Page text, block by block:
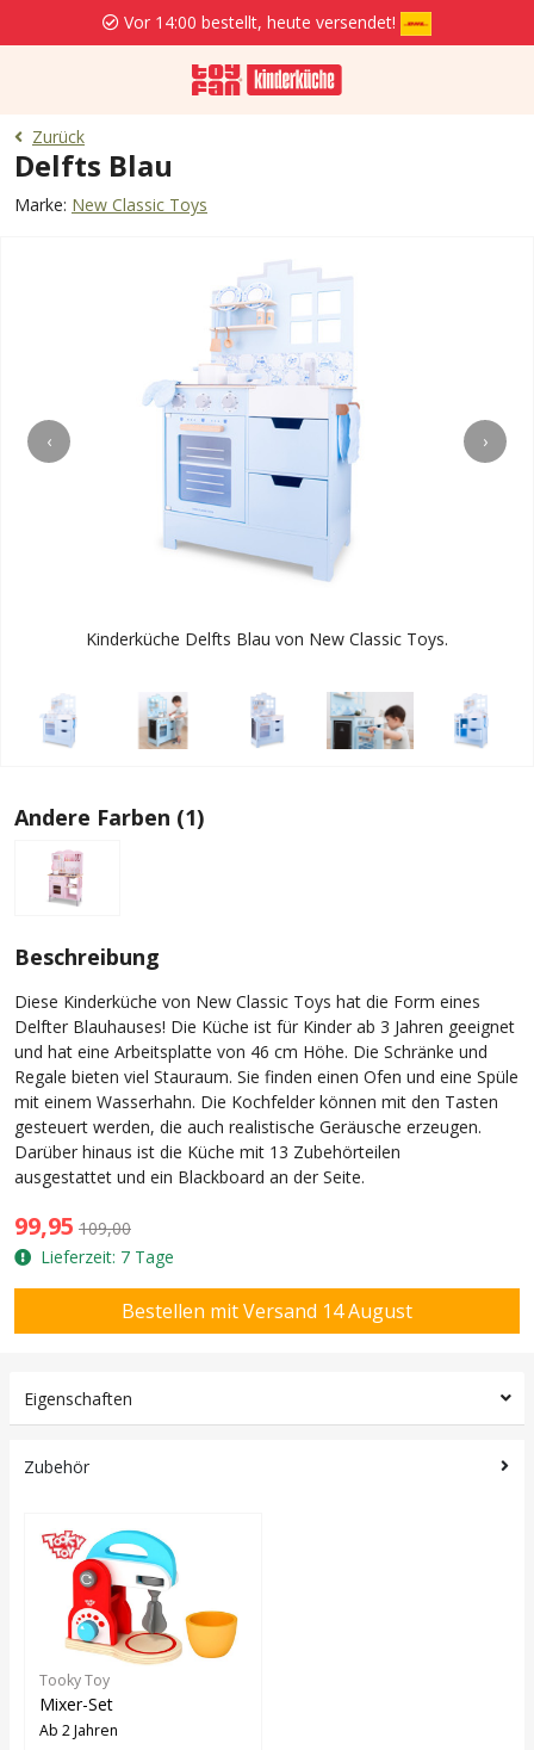
Vor 14:00 bestellt, heute versendet!
Zurück
Delfts Blau
Marke: New Classic Toys
‹ ›
Kinderküche Delfts Blau von New Classic Toys.
Andere Farben (1)
Beschreibung
Diese Kinderküche von New Classic Toys hat die Form eines
Delfter Blauhauses! Die Küche ist für Kinder ab 3 Jahren geeignet
und hat eine Arbeitsplatte von 46 cm Höhe. Die Schränke und
Regale bieten viel Stauraum. Sie finden einen Ofen und eine Spüle
mit einem Wasserhahn. Die Kochfelder können mit den Tasten
gesteuert werden, die auch realistische Geräusche erzeugen.
Darüber hinaus ist die Küche mit 13 Zubehörteilen
ausgestattet und ein Blackboard an der Seite.
99,95 109,00
Lieferzeit: 7 Tage
Eigenschaften
Zubehör
Tooky Toy
Mixer-Set
Ab 2 Jahren